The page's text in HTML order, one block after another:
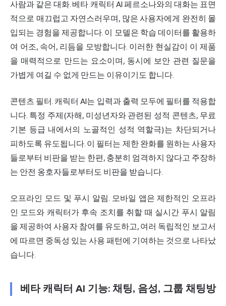
사람과 같은 대화. 베타 캐릭터 AI 페르소나와의 대화는 표면
적으로 매끄럽고 자연스러우며, 많은 사용자에게 완전히 몰
입되는 경험을 제공합니다. 이 모델은 학습 데이터를 활용하
여 어조, 속어, 리듬을 모방합니다. 이러한 현실감이 이 제품
을 매력적으로 만드는 요소이며, 동시에 보안 관련 질문을
가볍게 여길 수 없게 만드는 이유이기도 합니다.
콘텐츠 필터. 캐릭터 AI는 입력과 출력 모두에 필터를 적용합
니다. 특정 주제(자해, 미성년자와 관련된 성적 콘텐츠, 무료
기본 등급 내에서의 노골적인 성적 역할극)는 차단되거나
피하도록 유도됩니다. 이 필터는 제한 완화를 원하는 사용자
들로부터 비판을 받는 한편, 충분히 엄격하지 않다고 주장하
는 안전 옹호자들로부터도 비판을 받습니다.
오프라인 모드 및 푸시 알림. 모바일 앱은 제한적인 오프라
인 모드와 캐릭터가 후속 조치를 취할 때 실시간 푸시 알림
을 제공하여 사용자 참여를 유도하고, 여러 독립적인 보고서
에 따르면 중독성 있는 사용 패턴에 기여하는 것으로 나타났
습니다.
베타 캐릭터 AI 기능: 채팅, 음성, 그룹 채팅방